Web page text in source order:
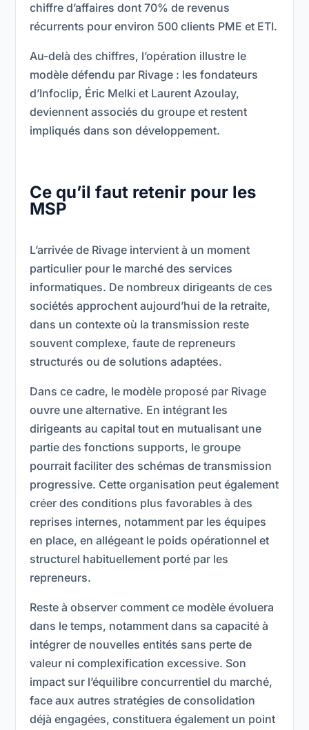
chiffre d’affaires dont 70% de revenus
récurrents pour environ 500 clients PME et ETI.
Au-delà des chiffres, l’opération illustre le
modèle défendu par Rivage : les fondateurs
d’Infoclip, Éric Melki et Laurent Azoulay,
deviennent associés du groupe et restent
impliqués dans son développement.
Ce qu’il faut retenir pour les
MSP
L’arrivée de Rivage intervient à un moment
particulier pour le marché des services
informatiques. De nombreux dirigeants de ces
sociétés approchent aujourd’hui de la retraite,
dans un contexte où la transmission reste
souvent complexe, faute de repreneurs
structurés ou de solutions adaptées.
Dans ce cadre, le modèle proposé par Rivage
ouvre une alternative. En intégrant les
dirigeants au capital tout en mutualisant une
partie des fonctions supports, le groupe
pourrait faciliter des schémas de transmission
progressive. Cette organisation peut également
créer des conditions plus favorables à des
reprises internes, notamment par les équipes
en place, en allégeant le poids opérationnel et
structurel habituellement porté par les
repreneurs.
Reste à observer comment ce modèle évoluera
dans le temps, notamment dans sa capacité à
intégrer de nouvelles entités sans perte de
valeur ni complexification excessive. Son
impact sur l’équilibre concurrentiel du marché,
face aux autres stratégies de consolidation
déjà engagées, constituera également un point